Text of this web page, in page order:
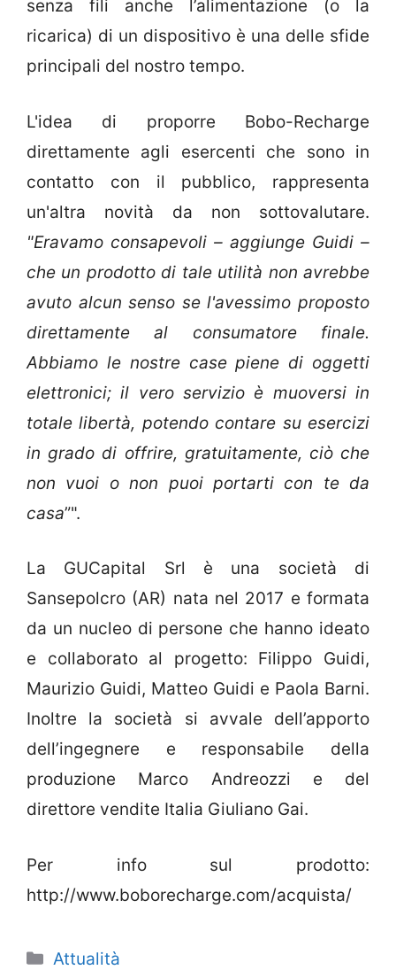
senza fili anche l’alimentazione (o la
ricarica) di un dispositivo è una delle sfide
principali del nostro tempo.
L'idea di proporre Bobo-Recharge
direttamente agli esercenti che sono in
contatto con il pubblico, rappresenta
un'altra novità da non sottovalutare.
"Eravamo consapevoli – aggiunge Guidi –
che un prodotto di tale utilità non avrebbe
avuto alcun senso se l'avessimo proposto
direttamente al consumatore finale.
Abbiamo le nostre case piene di oggetti
elettronici; il vero servizio è muoversi in
totale libertà, potendo contare su esercizi
in grado di offrire, gratuitamente, ciò che
non vuoi o non puoi portarti con te da
casa”".
La GUCapital Srl è una società di
Sansepolcro (AR) nata nel 2017 e formata
da un nucleo di persone che hanno ideato
e collaborato al progetto: Filippo Guidi,
Maurizio Guidi, Matteo Guidi e Paola Barni.
Inoltre la società si avvale dell’apporto
dell’ingegnere e responsabile della
produzione Marco Andreozzi e del
direttore vendite Italia Giuliano Gai.
Per info sul prodotto:
http://www.boborecharge.com/acquista/
Categorie
Attualità